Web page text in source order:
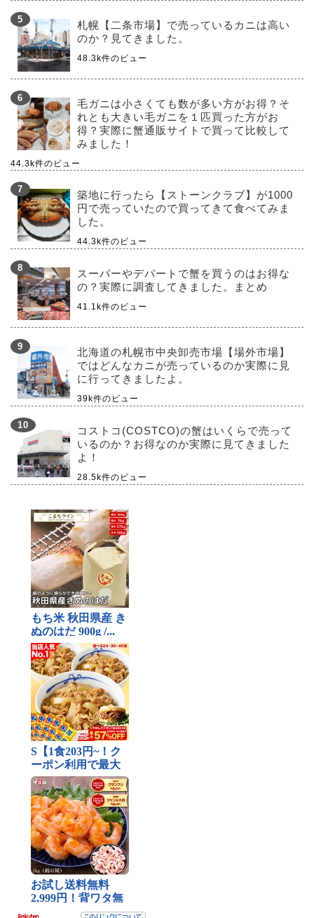
札幌【二条市場】で売っているカニは高い
のか？見てきました。
48.3k件のビュー
毛ガニは小さくても数が多い方がお得？そ
れとも大きい毛ガニを１匹買った方がお
得？実際に蟹通販サイトで買って比較して
みました！
44.3k件のビュー
築地に行ったら【ストーンクラブ】が1000
円で売っていたので買ってきて食べてみま
した。
44.3k件のビュー
スーパーやデパートで蟹を買うのはお得な
の？実際に調査してきました。まとめ
41.1k件のビュー
北海道の札幌市中央卸売市場【場外市場】
ではどんなカニが売っているのか実際に見
に行ってきましたよ。
39k件のビュー
コストコ(COSTCO)の蟹はいくらで売って
いるのか？お得なのか実際に見てきました
よ！
28.5k件のビュー